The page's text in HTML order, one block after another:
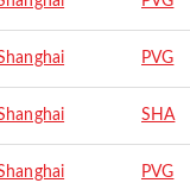
PVG
SHA
PVG